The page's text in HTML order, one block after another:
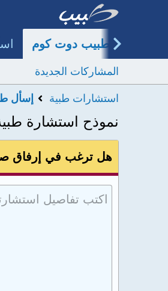
طبيب دوت كوم
المشاركات الجديدة
استشارات طبية إسأل
نموذح استشارة
هل ترغب في إرفاق